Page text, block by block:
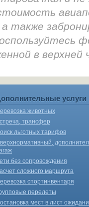
также
в
услуги
животных
трансфер
льготных тарифов
без сопровождения
сложного маршрута
спортинвентаря
перелеты
мест в лист